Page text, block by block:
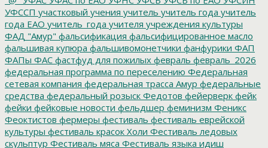
УФССП участковый учения учитель учитель года учитель
года ЕАО учитель_года учителя учреждения культуры
ФАД "Амур" фальсификация фальсифицированное масло
фальшивая купюра фальшивомонетчики фанфурики ФАП
ФАПы ФАС фастфуд для пожилых февраль февраль_2026
федеральная программа по переселению Федеральная
сетевая компания федеральная трасса Амур федеральные
средства федеральный розыск Федотов фейерверк фейк
фейки фейковые новости фельдшер феминизм Феникс
Феоктистов фермеры фестиваль фестиваль еврейской
культуры фестиваль красок Холи Фестиваль ледовых
скульптур Фестиваль мяса Фестиваль языка идиш